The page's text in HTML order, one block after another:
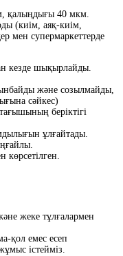
қалыңдығы 40 мкм.
(киім, аяқ-киім,
мен супермаркеттерде
кезде шықырлайды.
және созылмайды,
сәйкес)
беріктігі
ұлғайтады.
көрсетілген.
жеке тұлғалармен
қол емес есеп
істейміз.